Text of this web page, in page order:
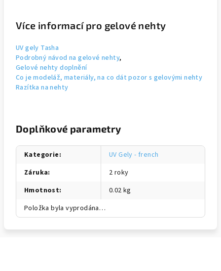
Více informací pro gelové nehty
UV gely Tasha
Podrobný návod na gelové nehty,
Gelové nehty doplnění
Co je modeláž, materiály, na co dát pozor s gelovými nehty
Razítka na nehty
Doplňkové parametry
Kategorie:
UV Gely - french
Záruka:
2 roky
Hmotnost:
0.02 kg
Položka byla vyprodána…